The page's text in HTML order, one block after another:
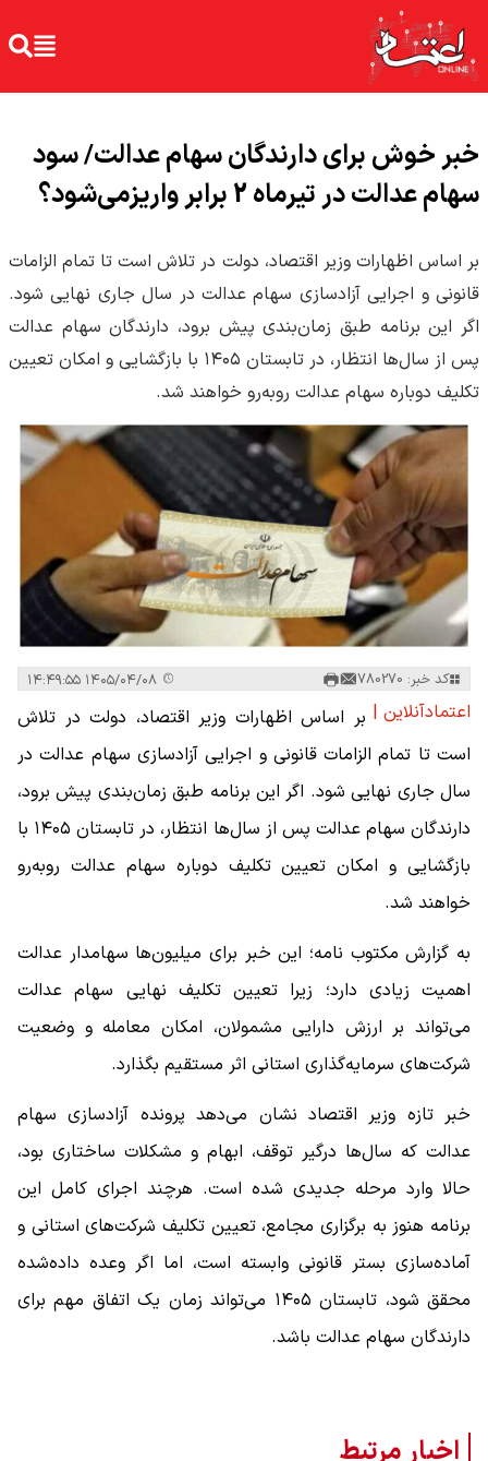
خبر خوش برای دارندگان سهام عدالت/ سود
سهام عدالت در تیرماه 2 برابر واریزمی‌شود؟
بر اساس اظهارات وزیر اقتصاد، دولت در تلاش است تا تمام الزامات
قانونی و اجرایی آزادسازی سهام عدالت در سال جاری نهایی شود.
اگر این برنامه طبق زمان‌بندی پیش برود، دارندگان سهام عدالت
پس از سال‌ها انتظار، در تابستان ۱۴۰۵ با بازگشایی و امکان تعیین
تکلیف دوباره سهام عدالت روبه‌رو خواهند شد.
کد خبر: 780270
اعتمادآنلاین | بر اساس اظهارات وزیر اقتصاد، دولت در تلاش
است تا تمام الزامات قانونی و اجرایی آزادسازی سهام عدالت در
سال جاری نهایی شود. اگر این برنامه طبق زمان‌بندی پیش برود،
دارندگان سهام عدالت پس از سال‌ها انتظار، در تابستان ۱۴۰۵ با
بازگشایی و امکان تعیین تکلیف دوباره سهام عدالت روبه‌رو
خواهند شد.
به گزارش مکتوب نامه؛ این خبر برای میلیون‌ها سهامدار عدالت
اهمیت زیادی دارد؛ زیرا تعیین تکلیف نهایی سهام عدالت
می‌تواند بر ارزش دارایی مشمولان، امکان معامله و وضعیت
شرکت‌های سرمایه‌گذاری استانی اثر مستقیم بگذارد.
خبر تازه وزیر اقتصاد نشان می‌دهد پرونده آزادسازی سهام
عدالت که سال‌ها درگیر توقف، ابهام و مشکلات ساختاری بود،
حالا وارد مرحله جدیدی شده است. هرچند اجرای کامل این
برنامه هنوز به برگزاری مجامع، تعیین تکلیف شرکت‌های استانی و
آماده‌سازی بستر قانونی وابسته است، اما اگر وعده داده‌شده
محقق شود، تابستان ۱۴۰۵ می‌تواند زمان یک اتفاق مهم برای
دارندگان سهام عدالت باشد.
اخبار مرتبط